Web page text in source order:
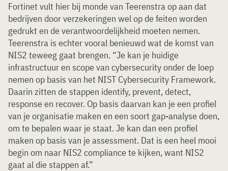
Fortinet vult hier bij monde van Teerenstra op aan dat
bedrijven door verzekeringen wel op de feiten worden
gedrukt en de verantwoordelijkheid moeten nemen.
Teerenstra is echter vooral benieuwd wat de komst van
NIS2 teweeg gaat brengen. “Je kan je huidige
infrastructuur en scope van cybersecurity onder de loep
nemen op basis van het NIST Cybersecurity Framework.
Daarin zitten de stappen identify, prevent, detect,
response en recover. Op basis daarvan kan je een profiel
van je organisatie maken en een soort gap-analyse doen,
om te bepalen waar je staat. Je kan dan een profiel
maken op basis van je assessment. Dat is een heel mooi
begin om naar NIS2 compliance te kijken, want NIS2
gaat al die stappen af.”